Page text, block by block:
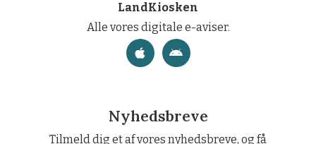
LandKiosken
Alle vores digitale e-aviser.
Nyhedsbreve
Tilmeld dig et af vores nyhedsbreve, og få